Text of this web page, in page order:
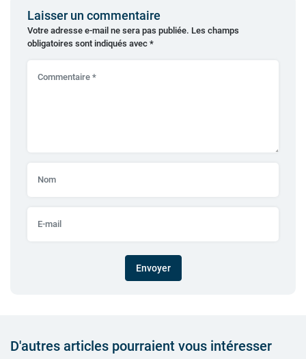
Laisser un commentaire
Votre adresse e-mail ne sera pas publiée. Les champs
obligatoires sont indiqués avec *
Envoyer
D'autres articles pourraient vous intéresser